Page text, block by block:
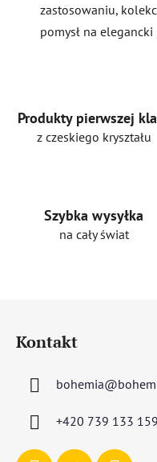
zastosowaniu,
pomysł na elegancki
Produkty pierwszej
z czeskiego kryształu
Szybka wysyłka
na cały świat
Kontakt
bohemia@
+420 739 133 159